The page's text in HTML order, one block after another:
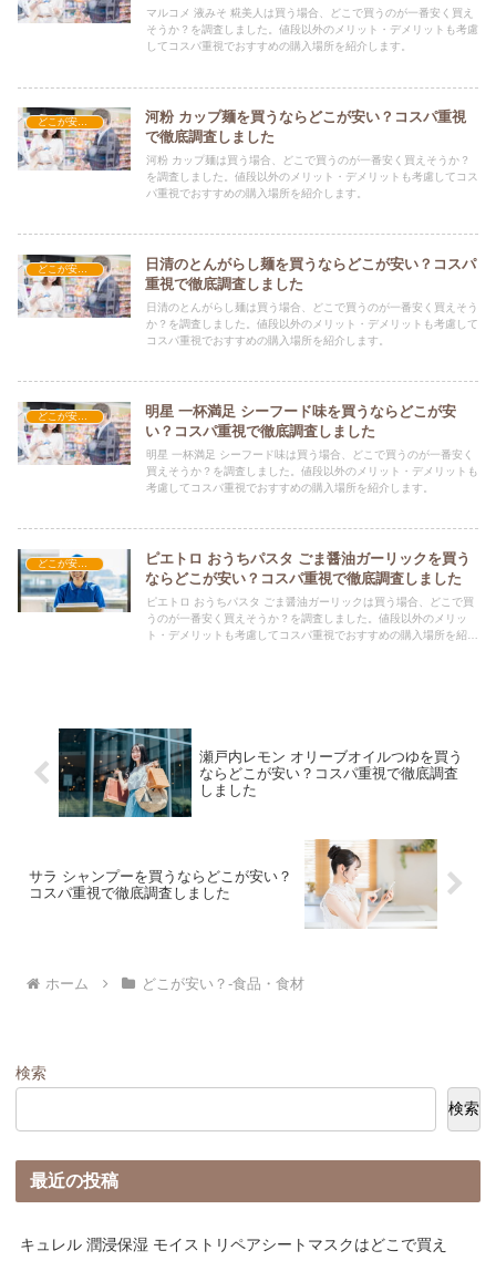
マルコメ 液みそ 糀美人は買う場合、どこで買うのが一番安く買え
そうか？を調査しました。値段以外のメリット・デメリットも考慮
してコスパ重視でおすすめの購入場所を紹介します。
どこが安い？-食品・食材
河粉 カップ麺を買うならどこが安い？コスパ重視
で徹底調査しました
河粉 カップ麺は買う場合、どこで買うのが一番安く買えそうか？
を調査しました。値段以外のメリット・デメリットも考慮してコス
パ重視でおすすめの購入場所を紹介します。
どこが安い？-食品・食材
日清のとんがらし麺を買うならどこが安い？コスパ
重視で徹底調査しました
日清のとんがらし麺は買う場合、どこで買うのが一番安く買えそう
か？を調査しました。値段以外のメリット・デメリットも考慮して
コスパ重視でおすすめの購入場所を紹介します。
どこが安い？-食品・食材
明星 一杯満足 シーフード味を買うならどこが安
い？コスパ重視で徹底調査しました
明星 一杯満足 シーフード味は買う場合、どこで買うのが一番安く
買えそうか？を調査しました。値段以外のメリット・デメリットも
考慮してコスパ重視でおすすめの購入場所を紹介します。
どこが安い？-食品・食材
ピエトロ おうちパスタ ごま醤油ガーリックを買う
ならどこが安い？コスパ重視で徹底調査しました
ピエトロ おうちパスタ ごま醤油ガーリックは買う場合、どこで買
うのが一番安く買えそうか？を調査しました。値段以外のメリッ
ト・デメリットも考慮してコスパ重視でおすすめの購入場所を紹介
瀬戸内レモン オリーブオイルつゆを買う
ならどこが安い？コスパ重視で徹底調査
しました
サラ シャンプーを買うならどこが安い？
コスパ重視で徹底調査しました
ホーム どこが安い？-食品・食材
検索
検索
最近の投稿
キュレル 潤浸保湿 モイストリペアシートマスクはどこで買え